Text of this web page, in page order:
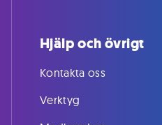
Hjälp och övrigt
Kontakta oss
Verktyg